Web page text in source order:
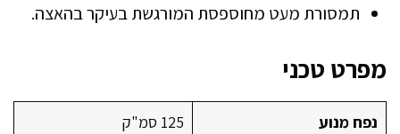
תמסורת מעט מחוספסת המורגשת בעיקר בהאצה.
מפרט טכני
נפח מנוע
125 סמ"ק